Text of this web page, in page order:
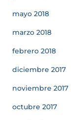
mayo 2018
marzo 2018
febrero 2018
diciembre 2017
noviembre 2017
octubre 2017